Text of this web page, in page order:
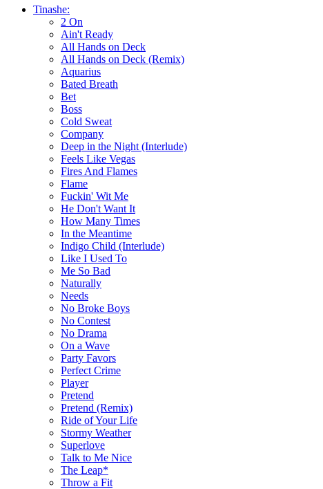
Tinashe:
2 On
Ain't Ready
All Hands on Deck
All Hands on Deck (Remix)
Aquarius
Bated Breath
Bet
Boss
Cold Sweat
Company
Deep in the Night (Interlude)
Feels Like Vegas
Fires And Flames
Flame
Fuckin' Wit Me
He Don't Want It
How Many Times
In the Meantime
Indigo Child (Interlude)
Like I Used To
Me So Bad
Naturally
Needs
No Broke Boys
No Contest
No Drama
On a Wave
Party Favors
Perfect Crime
Player
Pretend
Pretend (Remix)
Ride of Your Life
Stormy Weather
Superlove
Talk to Me Nice
The Leap*
Throw a Fit